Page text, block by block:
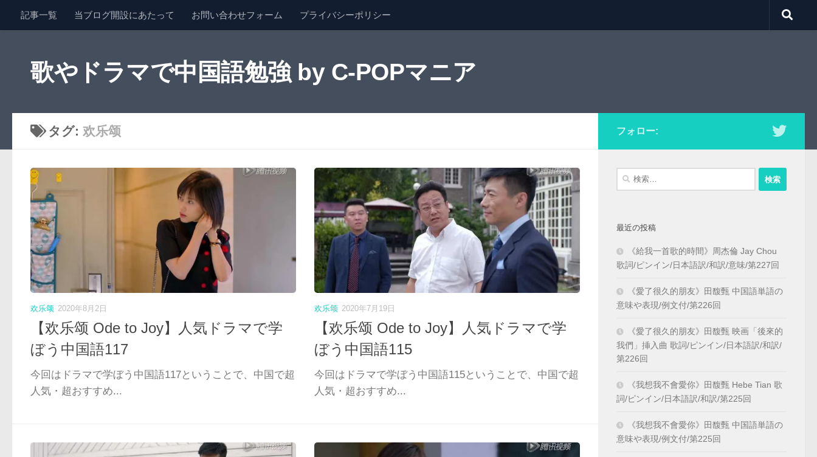
コンテンツへスキップ
記事一覧 当ブログ開設にあたって お問い合わせフォーム プライバシーポリシー
歌やドラマで中国語勉強 by C-POPマニア
タグ: 欢乐颂
欢乐颂 2020年8月2日
【欢乐颂 Ode to Joy】人気ドラマで学
ぼう中国語117
今回はドラマで学ぼう中国語117ということで、中国で超
人気・超おすすめ...
欢乐颂 2020年7月19日
【欢乐颂 Ode to Joy】人気ドラマで学
ぼう中国語115
今回はドラマで学ぼう中国語115ということで、中国で超
人気・超おすすめ...
フォロー:
検
最近の投稿
《給我一首歌的時間》周杰倫 Jay Chou
歌詞/ピンイン/日本語訳/和訳/意味/第227回
《愛了很久的朋友》田馥甄 中国語単語の
意味や表現/例文付/第226回
《愛了很久的朋友》田馥甄 映画「後來的
我們」挿入曲 歌詞/ピンイン/日本語訳/和訳/
第226回
《我想我不會愛你》田馥甄 Hebe Tian 歌
詞/ピンイン/日本語訳/和訳/第225回
《我想我不會愛你》田馥甄 中国語単語の
意味や表現/例文付/第225回